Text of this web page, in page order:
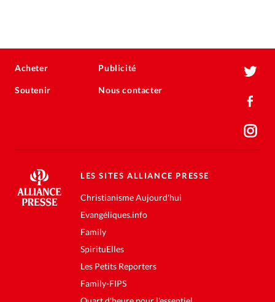
Acheter
Soutenir
Publicité
Nous contacter
LES SITES ALLIANCE PRESSE
Christianisme Aujourd'hui
Evangéliques.info
Family
SpirituElles
Les Petits Reporters
Family-FIPS